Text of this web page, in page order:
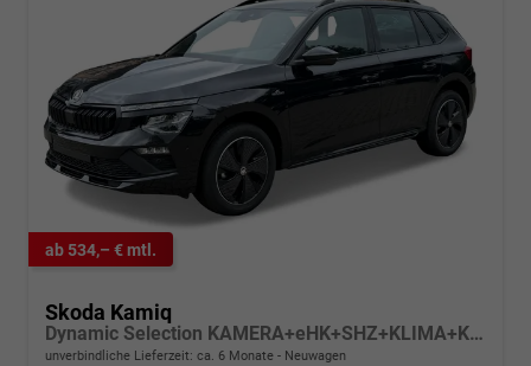
ab 534,– € mtl.
Skoda Kamiq
Dynamic Selection KAMERA+eHK+SHZ+KLIMA+KESSY+LED+17" LM
unverbindliche Lieferzeit: ca. 6 Monate Neuwagen